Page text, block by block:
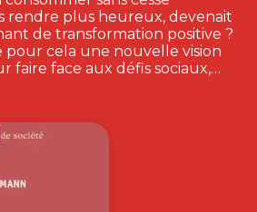
rendre plus heureux, devenait
de transformation positive ?
pour cela une nouvelle vision
faire face aux défis sociaux,…